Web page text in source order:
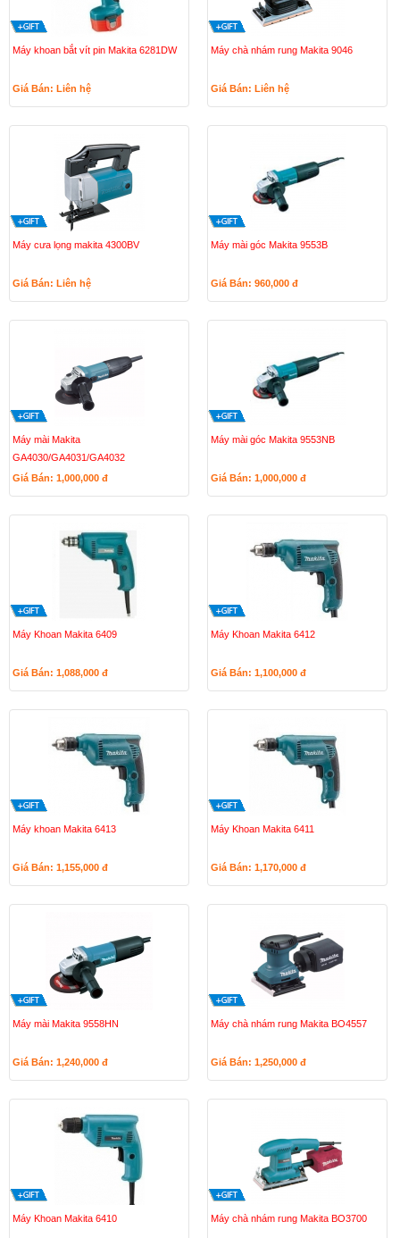
Máy khoan bắt vít pin Makita 6281DW
Giá Bán: Liên hệ
Máy chà nhám rung Makita 9046
Giá Bán: Liên hệ
Máy cưa lọng makita 4300BV
Giá Bán: Liên hệ
Máy mài góc Makita 9553B
Giá Bán: 960,000 đ
Máy mài Makita
GA4030/GA4031/GA4032
Giá Bán: 1,000,000 đ
Máy mài góc Makita 9553NB
Giá Bán: 1,000,000 đ
Máy Khoan Makita 6409
Giá Bán: 1,088,000 đ
Máy Khoan Makita 6412
Giá Bán: 1,100,000 đ
Máy khoan Makita 6413
Giá Bán: 1,155,000 đ
Máy Khoan Makita 6411
Giá Bán: 1,170,000 đ
Máy mài Makita 9558HN
Giá Bán: 1,240,000 đ
Máy chà nhám rung Makita BO4557
Giá Bán: 1,250,000 đ
Máy Khoan Makita 6410 Máy chà nhám rung Makita BO3700